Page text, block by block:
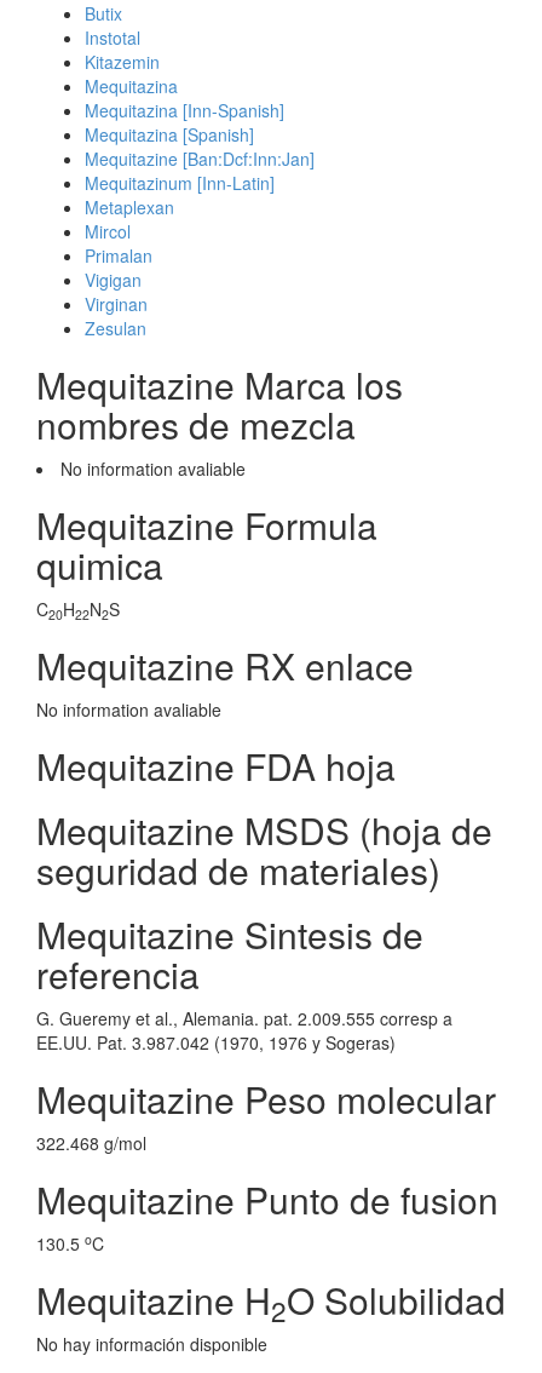
Butix
Instotal
Kitazemin
Mequitazina
Mequitazina [Inn-Spanish]
Mequitazina [Spanish]
Mequitazine [Ban:Dcf:Inn:Jan]
Mequitazinum [Inn-Latin]
Metaplexan
Mircol
Primalan
Vigigan
Virginan
Zesulan
Mequitazine Marca los
nombres de mezcla
No information avaliable
Mequitazine Formula
quimica
C20H22N2S
Mequitazine RX enlace
No information avaliable
Mequitazine FDA hoja
Mequitazine MSDS (hoja de
seguridad de materiales)
Mequitazine Sintesis de
referencia
G. Gueremy et al., Alemania. pat. 2.009.555 corresp a
EE.UU. Pat. 3.987.042 (1970, 1976 y Sogeras)
Mequitazine Peso molecular
322.468 g/mol
Mequitazine Punto de fusion
130.5 oC
Mequitazine H2O Solubilidad
No hay información disponible